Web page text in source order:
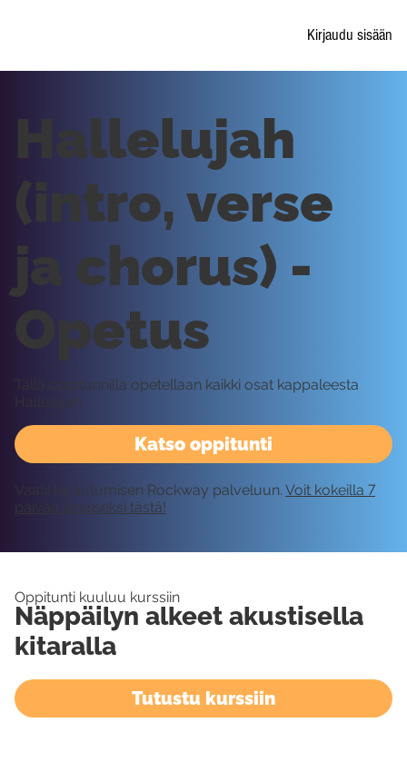
Kirjaudu sisään
Katso oppitunti
Hallelujah
(intro, verse
ja chorus) -
Opetus
Tällä oppitunnilla opetellaan kaikki osat kappaleesta
Hallelujah.
Vaatii kirjautumisen Rockway palveluun. Voit kokeilla 7
päivää ilmaiseksi tästä!
Oppitunti kuuluu kurssiin
Näppäilyn alkeet akustisella
kitaralla
Tutustu kurssiin